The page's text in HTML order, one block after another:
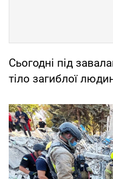
Сьогодні під
тіло загиблої